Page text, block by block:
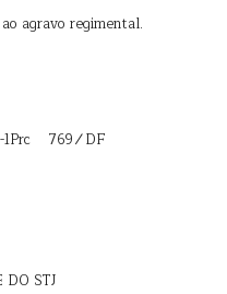
agravo regimental.
1Prc 769 ⁄ DF
STJ